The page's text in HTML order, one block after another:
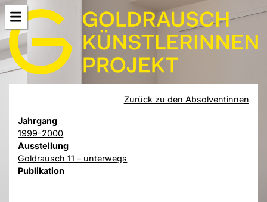
Zurück zu den Absolventinnen
Jahrgang
1999-2000
Ausstellung
Goldrausch 11 – unterwegs
Publikation